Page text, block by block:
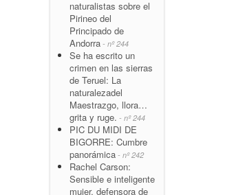
naturalistas sobre el
Pirineo del
Principado de
Andorra - nº 244
Se ha escrito un
crimen en las sierras
de Teruel: La
naturalezadel
Maestrazgo, llora…
grita y ruge. - nº 244
PIC DU MIDI DE
BIGORRE: Cumbre
panorámica - nº 242
Rachel Carson:
Sensible e inteligente
mujer, defensora de